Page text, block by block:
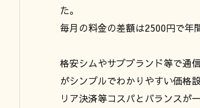
た。
毎月の料金の差額は2500円で年
格安シムやサブブランド等で通
がシンプルでわかりやすい価格
リア決済等コスパとバランスが